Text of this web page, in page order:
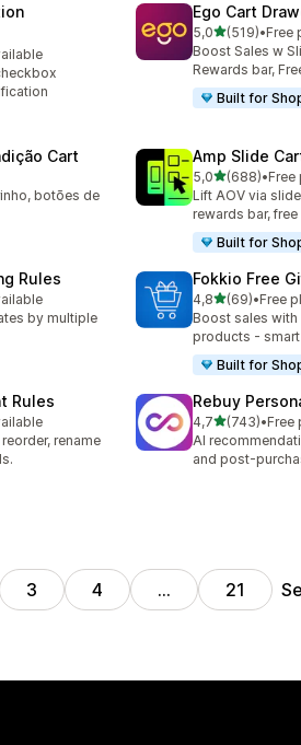
Ego Cart
5,0de 5 estrelas
(519)
519 total de
•Free
Boost Sales w
Rewards bar,
Built for
Cart
botões de
Amp Slide
5,0de 5 estrelas
(688)
688 total de
•Free
Lift AOV via
rewards bar,
Built for
Rules
by multiple
Fokkio Free
4,8de 5 estrelas
(69)
69 total de
•Free
Boost sales
products -
Built for
Rules
rename
Rebuy
4,7de 5 estrelas
(743)
743 total de
•Free
AI
and post-
3 4 … 21